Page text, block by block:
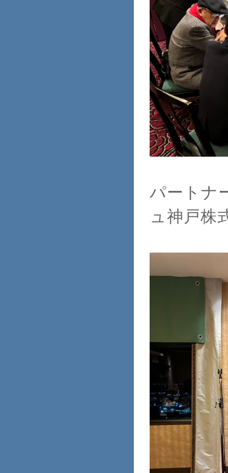
パートナ
ュ神戸株